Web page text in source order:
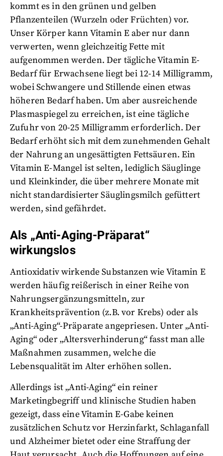
kommt es in den grünen und gelben
Pflanzenteilen (Wurzeln oder Früchten) vor.
Unser Körper kann Vitamin E aber nur dann
verwerten, wenn gleichzeitig Fette mit
aufgenommen werden. Der tägliche Vitamin E-
Bedarf für Erwachsene liegt bei 12-14 Milligramm,
wobei Schwangere und Stillende einen etwas
höheren Bedarf haben. Um aber ausreichende
Plasmaspiegel zu erreichen, ist eine tägliche
Zufuhr von 20-25 Milligramm erforderlich. Der
Bedarf erhöht sich mit dem zunehmenden Gehalt
der Nahrung an ungesättigten Fettsäuren. Ein
Vitamin E-Mangel ist selten, lediglich Säuglinge
und Kleinkinder, die über mehrere Monate mit
nicht standardisierter Säuglingsmilch gefüttert
werden, sind gefährdet.
Als „Anti-Aging-Präparat“
wirkungslos
Antioxidativ wirkende Substanzen wie Vitamin E
werden häufig reißerisch in einer Reihe von
Nahrungsergänzungsmitteln, zur
Krankheitsprävention (z.B. vor Krebs) oder als
„Anti-Aging“-Präparate angepriesen. Unter „Anti-
Aging“ oder „Altersverhinderung“ fasst man alle
Maßnahmen zusammen, welche die
Lebensqualität im Alter erhöhen sollen.
Allerdings ist „Anti-Aging“ ein reiner
Marketingbegriff und klinische Studien haben
gezeigt, dass eine Vitamin E-Gabe keinen
zusätzlichen Schutz vor Herzinfarkt, Schlaganfall
und Alzheimer bietet oder eine Straffung der